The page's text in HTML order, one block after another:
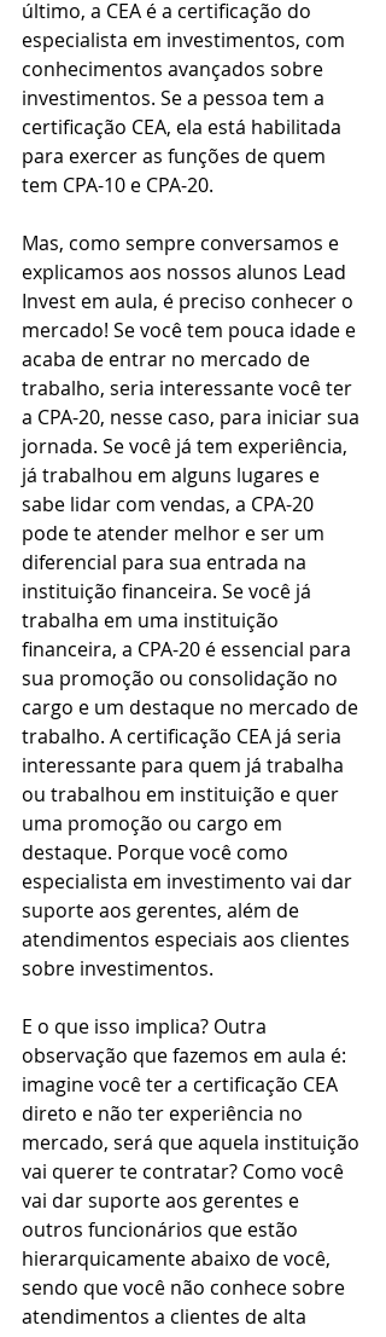
último, a CEA é a certificação do
especialista em investimentos, com
conhecimentos avançados sobre
investimentos. Se a pessoa tem a
certificação CEA, ela está habilitada
para exercer as funções de quem
tem CPA-10 e CPA-20.
Mas, como sempre conversamos e
explicamos aos nossos alunos Lead
Invest em aula, é preciso conhecer o
mercado! Se você tem pouca idade e
acaba de entrar no mercado de
trabalho, seria interessante você ter
a CPA-20, nesse caso, para iniciar sua
jornada. Se você já tem experiência,
já trabalhou em alguns lugares e
sabe lidar com vendas, a CPA-20
pode te atender melhor e ser um
diferencial para sua entrada na
instituição financeira. Se você já
trabalha em uma instituição
financeira, a CPA-20 é essencial para
sua promoção ou consolidação no
cargo e um destaque no mercado de
trabalho. A certificação CEA já seria
interessante para quem já trabalha
ou trabalhou em instituição e quer
uma promoção ou cargo em
destaque. Porque você como
especialista em investimento vai dar
suporte aos gerentes, além de
atendimentos especiais aos clientes
sobre investimentos.
E o que isso implica? Outra
observação que fazemos em aula é:
imagine você ter a certificação CEA
direto e não ter experiência no
mercado, será que aquela instituição
vai querer te contratar? Como você
vai dar suporte aos gerentes e
outros funcionários que estão
hierarquicamente abaixo de você,
sendo que você não conhece sobre
atendimentos a clientes de alta